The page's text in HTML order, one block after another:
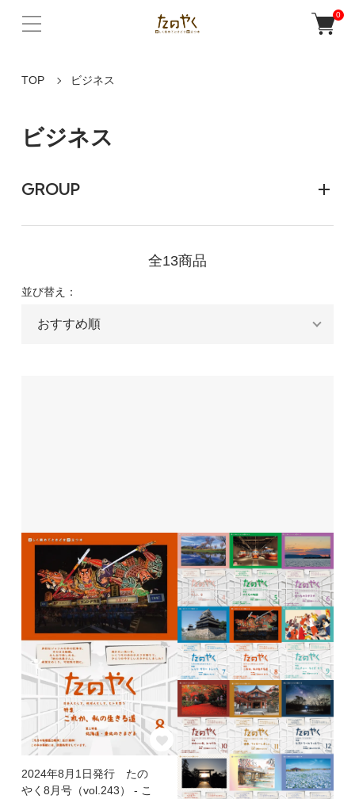
0
TOP ビジネス
ビジネス
GROUP
全13商品
並び替え：
2024年8月1日発行 たの
やく8月号（vol.243） - こ